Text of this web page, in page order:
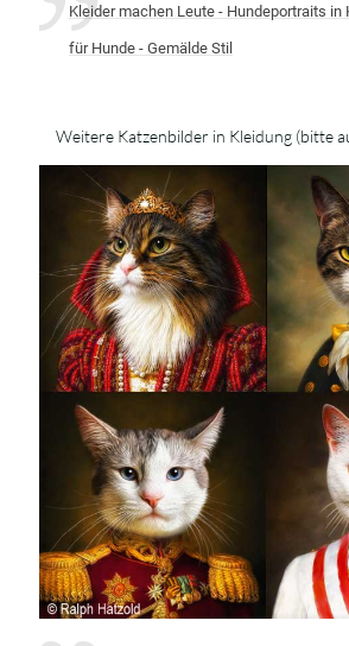
Kleider machen Leute - Hundeportraits in
für Hunde - Gemälde Stil
Weitere Katzenbilder in Kleidung (bitte